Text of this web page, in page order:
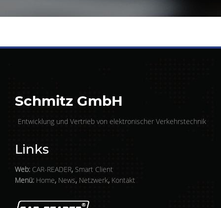
Schmitz GmbH
Entwicklung und Vertrieb von elektronischer Verkehrstechnik
Links
Web: CAR-READER, Smart Client
Menü: Home, News, Netzwerk, Kontakt